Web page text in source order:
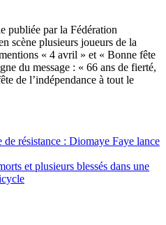
publiée par la Fédération
scène plusieurs joueurs de la
« 4 avril » et « Bonne fête
du message : « 66 ans de fierté,
de l’indépendance à tout le
de résistance : Diomaye Faye lance
et plusieurs blessés dans une